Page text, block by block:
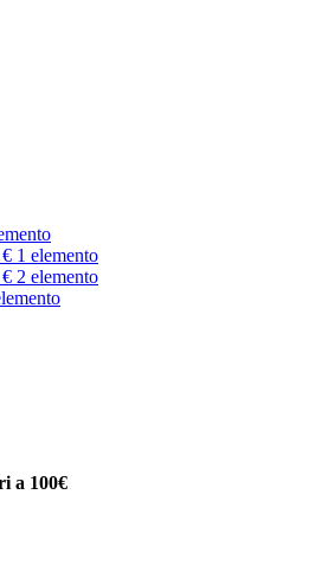
1 elemento
2 elemento
a 100€